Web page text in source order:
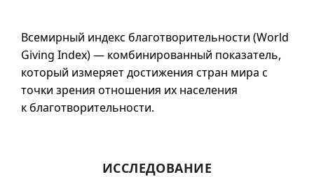
Всемирный индекс благотворительности (World
Giving Index) — комбинированный показатель,
который измеряет достижения стран мира с
точки зрения отношения их населения
к благотворительности.
ИССЛЕДОВАНИЕ